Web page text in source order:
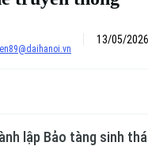
13/05/
lập Bảo tàng sinh